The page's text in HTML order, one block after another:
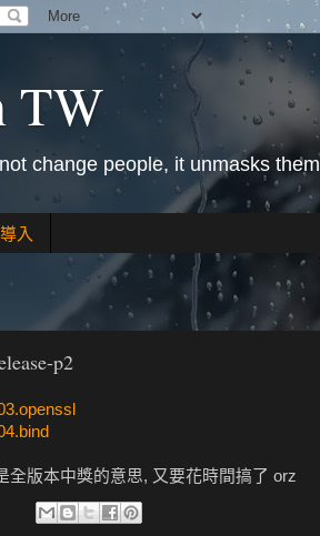
TW
change people, it unmasks
入
p2
全版本中獎的意思, 又要花時間搞了 orz